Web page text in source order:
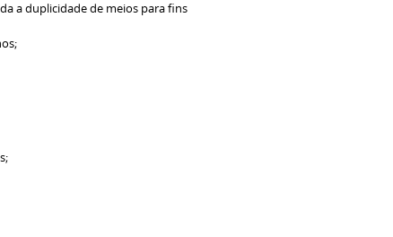
a duplicidade de meios para fins